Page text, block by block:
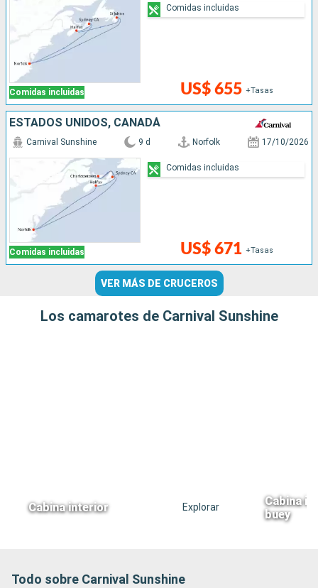
Comidas incluidas US$ 655 +Tasas
Comidas incluidas
ESTADOS UNIDOS, CANADÁ
Comidas incluidas
Carnival Sunshine 9 d Norfolk 17/10/2026
US$ 671 +Tasas
Comidas incluidas
VER MÁS DE CRUCEROS
Los camarotes de Carnival Sunshine
Cabina interior Explorar
Cabina
buey
Todo sobre Carnival Sunshine